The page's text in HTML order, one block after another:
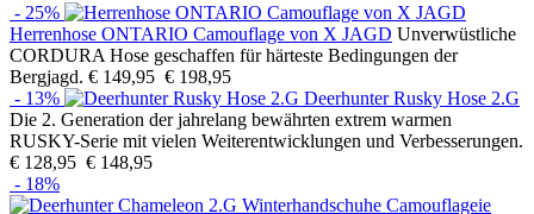
- 25%
Herrenhose ONTARIO Camouflage von X JAGD Unverwüstliche
CORDURA Hose geschaffen für härteste Bedingungen der
Bergjagd. € 149,95 € 198,95
- 13%
Deerhunter Rusky Hose 2.G
Die 2. Generation der jahrelang bewährten extrem warmen
RUSKY-Serie mit vielen Weiterentwicklungen und Verbesserungen.
€ 128,95 € 148,95
- 18%